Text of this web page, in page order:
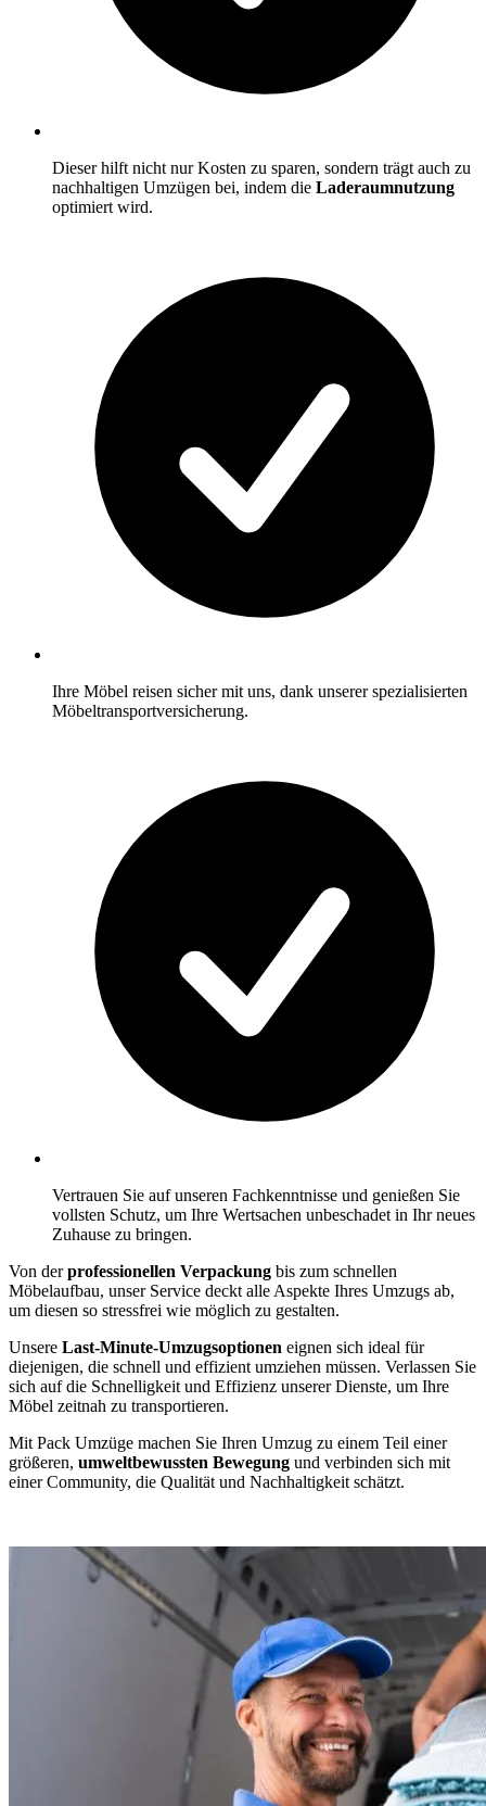
Dieser hilft nicht nur Kosten zu sparen, sondern trägt auch zu
nachhaltigen Umzügen bei, indem die Laderaumnutzung
optimiert wird.
Ihre Möbel reisen sicher mit uns, dank unserer spezialisierten
Möbeltransportversicherung.
Vertrauen Sie auf unseren Fachkenntnisse und genießen Sie
vollsten Schutz, um Ihre Wertsachen unbeschadet in Ihr neues
Zuhause zu bringen.
Von derprofessionellen Verpackung bis zum schnellen
Möbelaufbau, unser Service deckt alle Aspekte Ihres Umzugs ab,
um diesen so stressfrei wie möglich zu gestalten.
Unsere Last-Minute-Umzugsoptionen eignen sich ideal für
diejenigen, die schnell und effizient umziehen müssen. Verlassen Sie
sich auf die Schnelligkeit und Effizienz unserer Dienste, um Ihre
Möbel zeitnah zu transportieren.
Mit Pack Umzüge machen Sie Ihren Umzug zu einem Teil einer
größeren, umweltbewussten Bewegung und verbinden sich mit
einer Community, die Qualität und Nachhaltigkeit schätzt.